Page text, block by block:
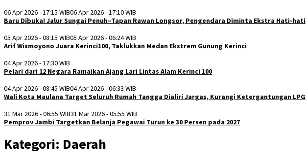
06 Apr 2026 - 17:15 WIB06 Apr 2026 - 17:10 WIB
Baru Dibuka! Jalur Sungai Penuh–Tapan Rawan Longsor, Pengendara Diminta Ekstra Hati-hati
05 Apr 2026 - 08:15 WIB05 Apr 2026 - 06:24 WIB
Arif Wismoyono Juara Kerinci100, Taklukkan Medan Ekstrem Gunung Kerinci
04 Apr 2026 - 17:30 WIB
Pelari dari 12 Negara Ramaikan Ajang Lari Lintas Alam Kerinci 100
04 Apr 2026 - 08:45 WIB04 Apr 2026 - 06:33 WIB
Wali Kota Maulana Target Seluruh Rumah Tangga Dialiri Jargas, Kurangi Ketergantungan LPG
31 Mar 2026 - 06:55 WIB31 Mar 2026 - 05:55 WIB
Pemprov Jambi Targetkan Belanja Pegawai Turun ke 30 Persen pada 2027
Kategori: Daerah